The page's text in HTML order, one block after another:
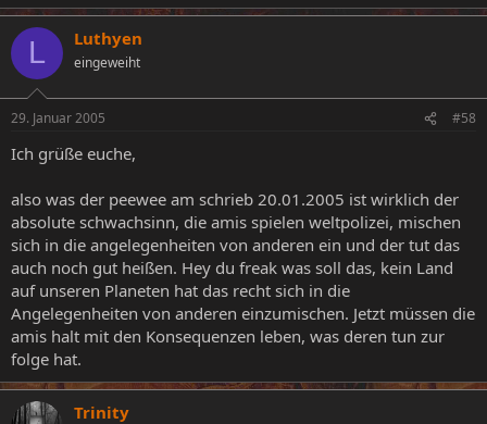
L Luthyen
eingeweiht
29. Januar 2005 #58
Ich grüße euche,
also was der peewee am schrieb 20.01.2005 ist wirklich der
absolute schwachsinn, die amis spielen weltpolizei, mischen
sich in die angelegenheiten von anderen ein und der tut das
auch noch gut heißen. Hey du freak was soll das, kein Land
auf unseren Planeten hat das recht sich in die
Angelegenheiten von anderen einzumischen. Jetzt müssen die
amis halt mit den Konsequenzen leben, was deren tun zur
folge hat.
Trinity